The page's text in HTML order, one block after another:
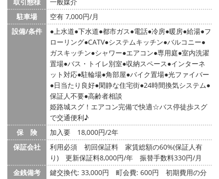
駐車場
空有 7,000円/月
設備/条件
上水道 下水道 都市ガス 電話 冷房 暖房 給湯 フ
ローリング CATV システムキッチン バルコニー
ガスキッチン シャワー エアコン 専用庭 室内洗濯
置場 バス・トイレ別室 収納スペース インターネ
ット対応 駐輪場 角部屋 バイク置場 光ファイバー
日当たり良好 閑静な住宅街 24時間換気システム
保証人不要 高齢者相談
姫路城スグ！エアコン完備で快適☆バス停徒歩スグ
で交通便利♪
保 険
加入要 18,000円/2年
保証会社
利用必須 初回保証料 家賃総額の60%(保証人有
り) 更新保証料8,000円/年 振替手数料330円/月
金銭備考
鍵交換代: 33,000円 町会費: 600円
初期費用の分